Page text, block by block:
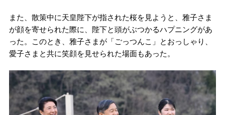
また、散策中に天皇陛下が指された桜を見ようと、雅子さま
が顔を寄せられた際に、陛下と頭がぶつかるハプニングがあ
った。このとき、雅子さまが「ごっつんこ」とおっしゃり、
愛子さまと共に笑顔を見せられた場面もあった。